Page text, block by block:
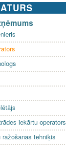
iekārtu operators
tehniķis